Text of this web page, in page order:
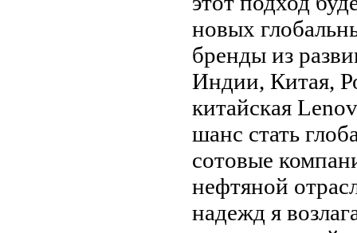
новых
бренды из
Индии, Китая,
китайская
шанс стать
сотовые
нефтяной
надежд я